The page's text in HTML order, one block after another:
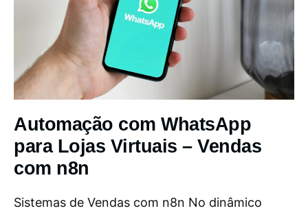
Automação com WhatsApp
para Lojas Virtuais – Vendas
com n8n
Sistemas de Vendas com n8n No dinâmico